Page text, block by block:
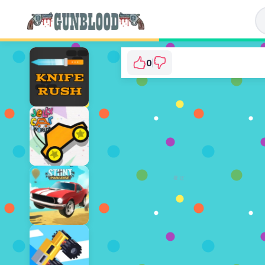
⭐ 아직 투표되지 않았습니다. (0
지금 플레이
0
광고